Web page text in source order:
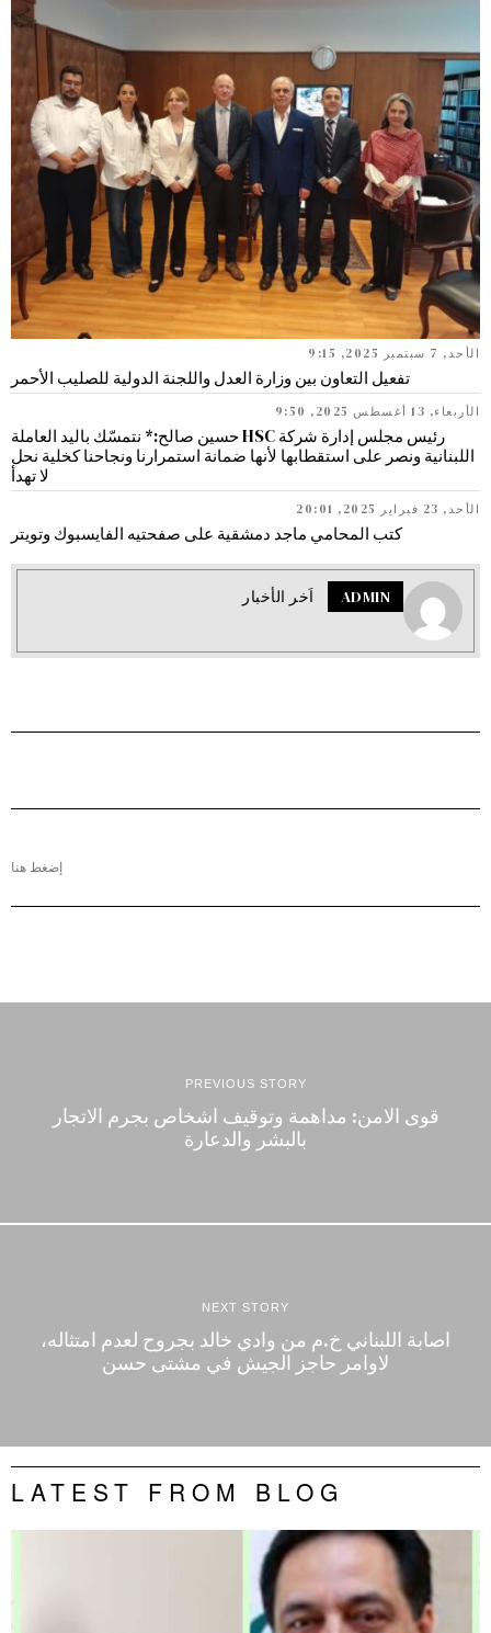
الأحد, 7 سبتمبر 2025, 9:15
تفعيل التعاون بين وزارة العدل واللجنة الدولية للصليب الأحمر
الأربعاء, 13 أغسطس 2025, 9:50
رئيس مجلس إدارة شركة HSC حسين صالح:* نتمسّك باليد العاملة
اللبنانية ونصر على استقطابها لأنها ضمانة استمرارنا ونجاحنا كخلية نحل
لا تهدأ
الأحد, 23 فبراير 2025, 20:01
كتب المحامي ماجد دمشقية على صفحتيه الفايسبوك وتويتر
ADMIN اَخر الأخبار
إضغط هنا
PREVIOUS STORY
قوى الامن: مداهمة وتوقيف اشخاص بجرم الاتجار
بالبشر والدعارة
NEXT STORY
اصابة اللبناني خ.م من وادي خالد بجروح لعدم امتثاله،
لاوامر حاجز الجيش في مشتى حسن
LATEST FROM BLOG